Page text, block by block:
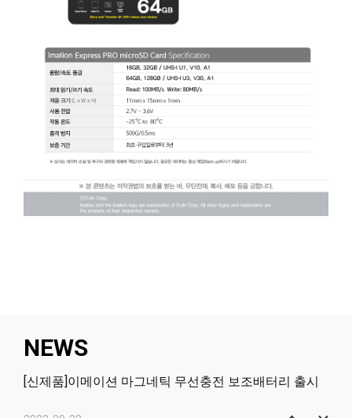
NEWS
[신제품]이메이션 마그네틱 무선충전 보조배터리 출시